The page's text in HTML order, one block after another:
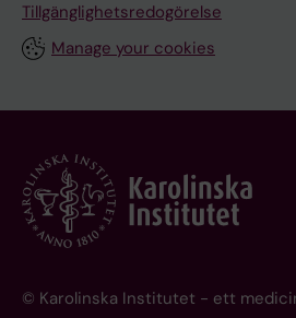
Tillgänglighetsredogörelse
Manage your cookies
© Karolinska Institutet - ett